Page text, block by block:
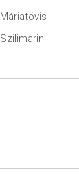
Máriatövis
Szilimarin